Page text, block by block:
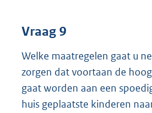
Vraag 9
Welke maatregelen gaat u
zorgen dat voortaan de
gaat worden aan een
huis geplaatste kinderen